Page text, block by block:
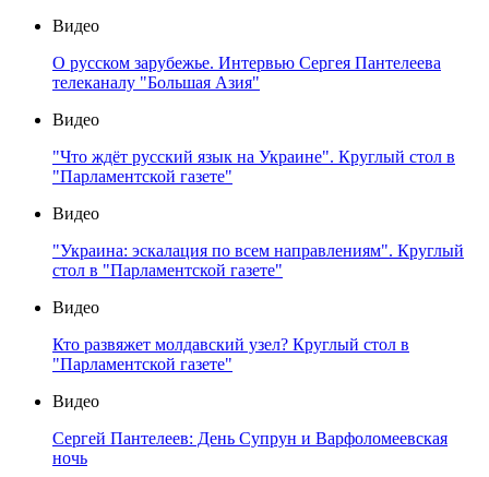
Видео
О русском зарубежье. Интервью Сергея Пантелеева
телеканалу "Большая Азия"
Видео
"Что ждёт русский язык на Украине". Круглый стол в
"Парламентской газете"
Видео
"Украина: эскалация по всем направлениям". Круглый
стол в "Парламентской газете"
Видео
Кто развяжет молдавский узел? Круглый стол в
"Парламентской газете"
Видео
Сергей Пантелеев: День Супрун и Варфоломеевская
ночь